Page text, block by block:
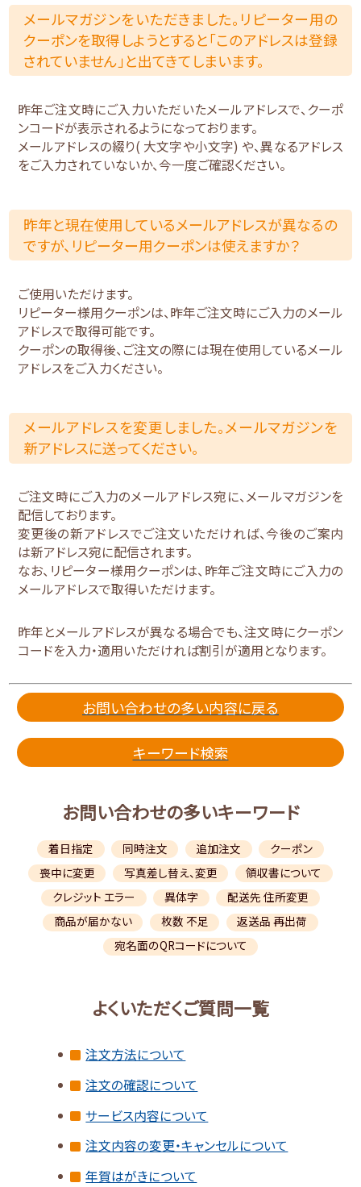
メールマガジンをいただきました。リピーター用の
クーポンを取得しようとすると「このアドレスは登録
されていません」と出てきてしまいます。
昨年ご注文時にご入力いただいたメールアドレスで、クーポ
ンコードが表示されるようになっております。
メールアドレスの綴り( 大文字や小文字) や、異なるアドレス
をご入力されていないか、今一度ご確認ください。
昨年と現在使用しているメールアドレスが異なるの
ですが、リピーター用クーポンは使えますか？
ご使用いただけます。
リピーター様用クーポンは、昨年ご注文時にご入力のメール
アドレスで取得可能です。
クーポンの取得後、ご注文の際には現在使用しているメール
アドレスをご入力ください。
メールアドレスを変更しました。メールマガジンを
新アドレスに送ってください。
ご注文時にご入力のメールアドレス宛に、メールマガジンを
配信しております。
変更後の新アドレスでご注文いただければ、今後のご案内
は新アドレス宛に配信されます。
なお、リピーター様用クーポンは、昨年ご注文時にご入力の
メールアドレスで取得いただけます。
昨年とメールアドレスが異なる場合でも、注文時にクーポン
コードを入力・適用いただければ割引が適用となります。
お問い合わせの多い内容に戻る
キーワード検索
お問い合わせの多いキーワード
着日指定 同時注文 追加注文
クーポン
喪中に変更
写真差し替え、変更
領収書について
クレジット エラー
異体字
配送先 住所変更
商品が届かない
枚数 不足
返送品 再出荷
宛名面のQRコードについて
よくいただくご質問一覧
注文方法について
注文の確認について
サービス内容について
注文内容の変更・キャンセルについて
年賀はがきについて